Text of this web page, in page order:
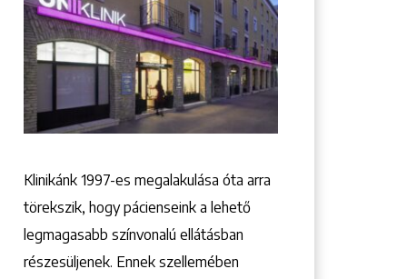
Klinikánk 1997-­es megalakulása óta arra
törekszik, hogy pácienseink a lehető
legmagasabb színvonalú ellátásban
részesüljenek. Ennek szellemében